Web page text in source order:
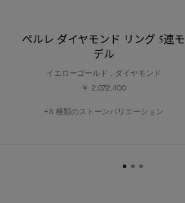
ペルレ ダイヤモンド リング 5連モ
デル
イエローゴールド , ダイヤモンド
￥ 2,072,400
+3 種類のストーンバリエーション